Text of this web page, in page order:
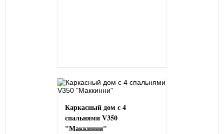
Каркасный дом с 4
спальнями V350
"Маккинни"